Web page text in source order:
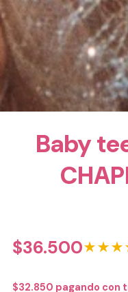
Baby
$36.500
$32.850 pagando con